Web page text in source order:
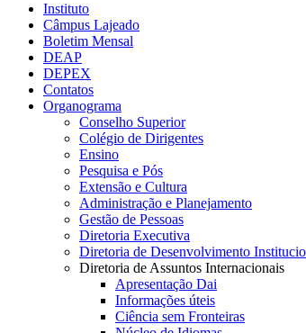
Instituto
Câmpus Lajeado
Boletim Mensal
DEAP
DEPEX
Contatos
Organograma
Conselho Superior
Colégio de Dirigentes
Ensino
Pesquisa e Pós
Extensão e Cultura
Administração e Planejamento
Gestão de Pessoas
Diretoria Executiva
Diretoria de Desenvolvimento
Diretoria de Assuntos Internacionais
Apresentação Dai
Informações úteis
Ciência sem Fronteiras